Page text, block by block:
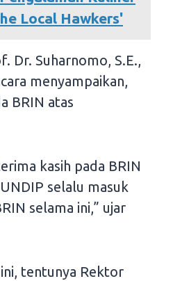
Local Hawkers'
Dr. Suharnomo, S.E.,
menyampaikan,
BRIN atas
kasih pada BRIN
selalu masuk
selama ini,” ujar
tentunya Rektor